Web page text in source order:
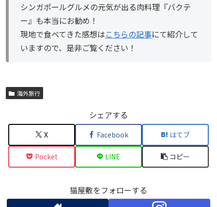
シンガポールグルメの元気が出る肉料理『バクテ
ー』も本当にお勧め！
現地で食べてきた感想はこちらの記事にて紹介して
いますので、是非ご覧ください！
海外旅行
シェアする
X Facebook はてブ
Pocket LINE コピー
猫屋敷をフォローする